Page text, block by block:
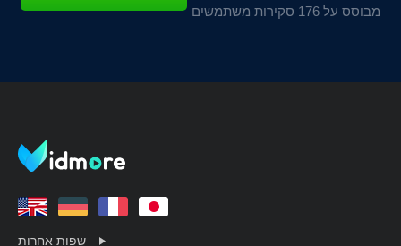
מבוסס על 176 סקירות משתמשים
שפות אחרות